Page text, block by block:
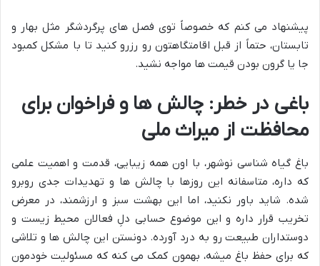
پیشنهاد می کنم که خصوصاً توی فصل های پرگردشگر مثل بهار و
تابستان، حتماً از قبل اقامتگاهتون رو رزرو کنید تا با مشکل کمبود
جا یا گرون بودن قیمت ها مواجه نشید.
باغی در خطر: چالش ها و فراخوان برای
محافظت از میراث ملی
باغ گیاه شناسی نوشهر، با اون همه زیبایی، قدمت و اهمیت علمی
که داره، متاسفانه این روزها با چالش ها و تهدیدات جدی روبرو
شده. شاید باور نکنید، اما این بهشت سبز و ارزشمند، در معرض
تخریب قرار داره و این موضوع حسابی دلِ فعالان محیط زیست و
دوستداران طبیعت رو به درد آورده. دونستن این چالش ها و تلاشی
که برای حفظ باغ میشه، بهمون کمک می کنه که مسئولیت خودمون